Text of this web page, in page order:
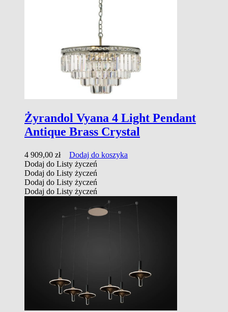
Żyrandol Vyana 4 Light Pendant
Antique Brass Crystal
4 909,00 zł
Dodaj do koszyka
Dodaj do Listy życzeń
Dodaj do Listy życzeń
Dodaj do Listy życzeń
Dodaj do Listy życzeń